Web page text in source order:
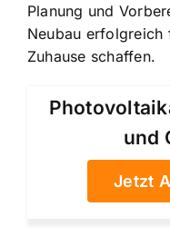
Planung und
Neubau erfolgreich
Zuhause schaffen.
und
Jetzt